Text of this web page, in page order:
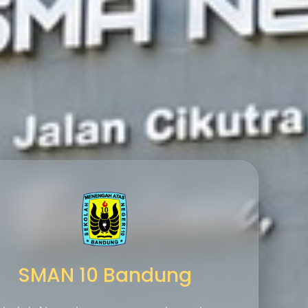
SMAN 10 Bandung